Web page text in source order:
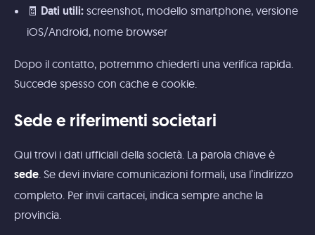
🧾
Dati utili: screenshot, modello smartphone, versione
iOS/Android, nome browser
Dopo il contatto, potremmo chiederti una verifica rapida.
Succede spesso con cache e cookie.
Sede e riferimenti societari
Qui trovi i dati ufficiali della società. La parola chiave è
sede. Se devi inviare comunicazioni formali, usa l’indirizzo
completo. Per invii cartacei, indica sempre anche la
provincia.